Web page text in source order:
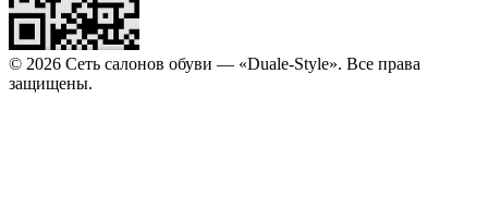
© 2026 Сеть салонов обуви — «Duale-Style». Все права
защищены.